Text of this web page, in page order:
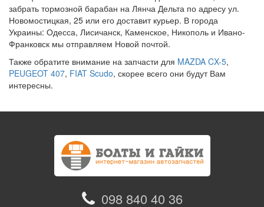
забрать тормозной барабан на Лянча Дельта по адресу ул.
Новомостицкая, 25 или его доставит курьер. В города
Украины: Одесса, Лисичанск, Каменское, Никополь и Ивано-
Франковск мы отправляем Новой почтой.
Также обратите внимание на запчасти для MAZDA CX-5,
PEUGEOT 407, FIAT Scudo, скорее всего они будут Вам
интересны.
098 840 40 36